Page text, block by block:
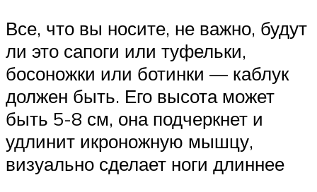
Все, что вы носите, не важно, будут
ли это сапоги или туфельки,
босоножки или ботинки — каблук
должен быть. Его высота может
быть 5-8 см, она подчеркнет и
удлинит икроножную мышцу,
визуально сделает ноги длиннее